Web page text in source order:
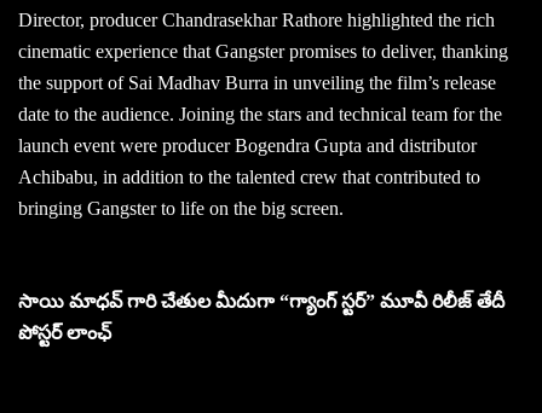
Director, producer Chandrasekhar Rathore highlighted the rich
cinematic experience that Gangster promises to deliver, thanking
the support of Sai Madhav Burra in unveiling the film’s release
date to the audience. Joining the stars and technical team for the
launch event were producer Bogendra Gupta and distributor
Achibabu, in addition to the talented crew that contributed to
bringing Gangster to life on the big screen.
సాయి మాధవ్ గారి చేతుల మీదుగా “గ్యాంగ్ స్టర్” మూవీ రిలీజ్ తేదీ
పోస్టర్ లాంఛ్